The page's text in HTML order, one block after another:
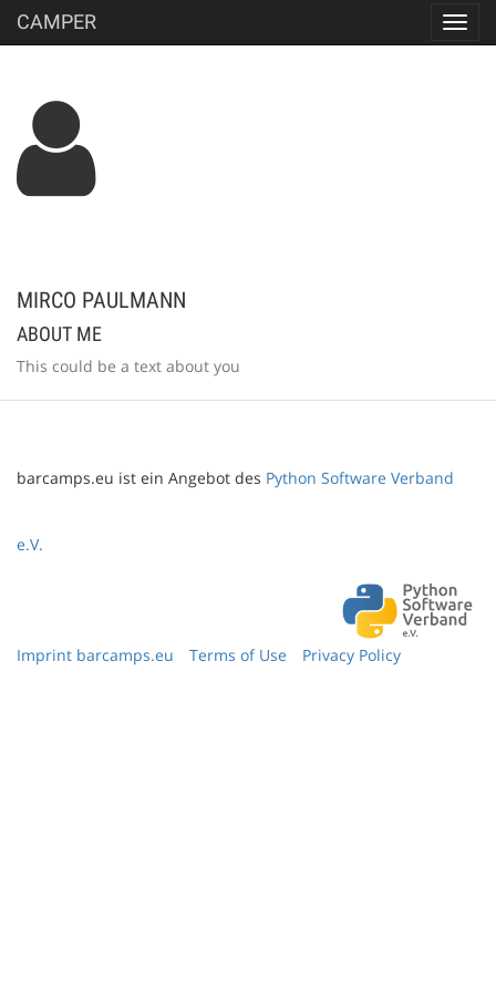
CAMPER
MIRCO PAULMANN
ABOUT ME
This could be a text about you
barcamps.eu ist ein Angebot des Python Software Verband
e.V.
Imprint barcamps.eu Terms of Use Privacy Policy